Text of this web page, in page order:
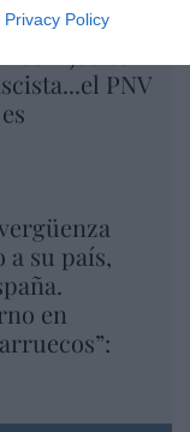
Privacy Policy
PNV
a su país,
en